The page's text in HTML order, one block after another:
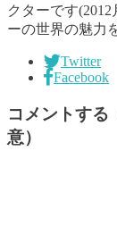
クターです
ーの世界の魅力
Twitter
Facebook
コメントする
意）